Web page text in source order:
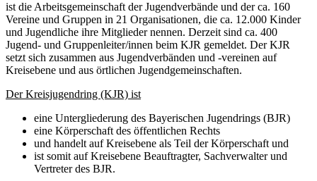
ist die Arbeitsgemeinschaft der Jugendverbände und der ca. 160
Vereine und Gruppen in 21 Organisationen, die ca. 12.000 Kinder
und Jugendliche ihre Mitglieder nennen. Derzeit sind ca. 400
Jugend- und Gruppenleiter/innen beim KJR gemeldet. Der KJR
setzt sich zusammen aus Jugendverbänden und -vereinen auf
Kreisebene und aus örtlichen Jugendgemeinschaften.
Der Kreisjugendring (KJR) ist
eine Untergliederung des Bayerischen Jugendrings (BJR)
eine Körperschaft des öffentlichen Rechts
und handelt auf Kreisebene als Teil der Körperschaft und
ist somit auf Kreisebene Beauftragter, Sachverwalter und
Vertreter des BJR.